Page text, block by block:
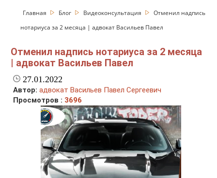
Главная Блог Видеоконсультация
Отменил надпись
нотариуса за 2 месяца | адвокат Васильев Павел
Отменил надпись нотариуса за 2 месяца
| адвокат Васильев Павел
27.01.2022
Автор: адвокат Васильев Павел Сергеевич
Просмотров : 3696